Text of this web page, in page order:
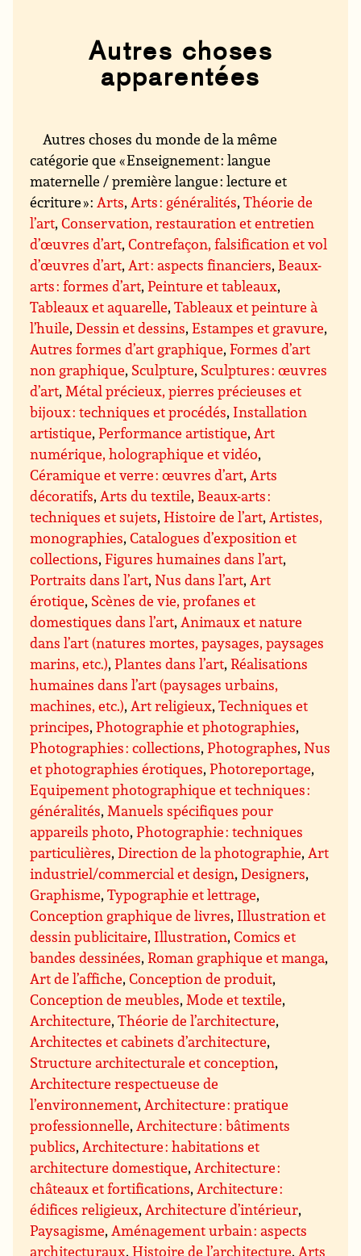
Autres choses
apparentées
Autres choses du monde de la même
catégorie que « Enseignement : langue
maternelle / première langue : lecture et
écriture » :Arts,Arts : généralités,Théorie de
l’art,Conservation, restauration et entretien
d’œuvres d’art,Contrefaçon, falsification et vol
d’œuvres d’art,Art : aspects financiers, Beaux-
arts : formes d’art,Peinture et tableaux,
Tableaux et aquarelle,Tableaux et peinture à
l’huile,Dessin et dessins,Estampes et gravure,
Autres formes d’art graphique,Formes d’art
non graphique, Sculpture, Sculptures : œuvres
d’art,Métal précieux, pierres précieuses et
bijoux : techniques et procédés, Installation
artistique,Performance artistique,Art
numérique, holographique et vidéo,
Céramique et verre : œuvres d’art,Arts
décoratifs,Arts du textile, Beaux-arts :
techniques et sujets,Histoire de l’art,Artistes,
monographies,Catalogues d’exposition et
collections,Figures humaines dans l’art,
Portraits dans l’art,Nus dans l’art,Art
érotique, Scènes de vie, profanes et
domestiques dans l’art,Animaux et nature
dans l’art (natures mortes, paysages, paysages
marins, etc.),Plantes dans l’art,Réalisations
humaines dans l’art (paysages urbains,
machines, etc.),Art religieux,Techniques et
principes,Photographie et photographies,
Photographies : collections,Photographes,Nus
et photographies érotiques,Photoreportage,
Equipement photographique et techniques :
généralités,Manuels spécifiques pour
appareils photo,Photographie : techniques
particulières,Direction de la photographie,Art
industriel/commercial et design,Designers,
Graphisme,Typographie et lettrage,
Conception graphique de livres, Illustration et
dessin publicitaire, Illustration,Comics et
bandes dessinées,Roman graphique et manga,
Art de l’affiche,Conception de produit,
Conception de meubles,Mode et textile,
Architecture,Théorie de l’architecture,
Architectes et cabinets d’architecture,
Structure architecturale et conception,
Architecture respectueuse de
l’environnement,Architecture : pratique
professionnelle,Architecture : bâtiments
publics,Architecture : habitations et
architecture domestique,Architecture :
châteaux et fortifications,Architecture :
édifices religieux,Architecture d’intérieur,
Paysagisme,Aménagement urbain : aspects
architecturaux,Histoire de l’architecture, Arts